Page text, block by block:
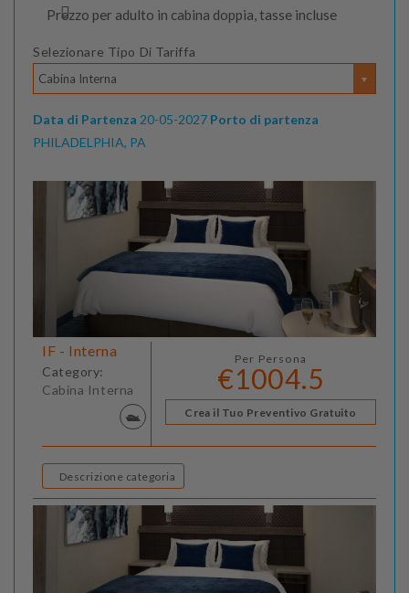
Prezzo per adulto in cabina doppia, tasse incluse
Selezionare Tipo Di Tariffa
Cabina Interna
Data di Partenza 20-05-2027 Porto di partenza
PHILADELPHIA, PA
IF - Interna
Category:
Cabina Interna
Per Persona
€1004.5
Crea il Tuo Preventivo Gratuito
Descrizione categoria